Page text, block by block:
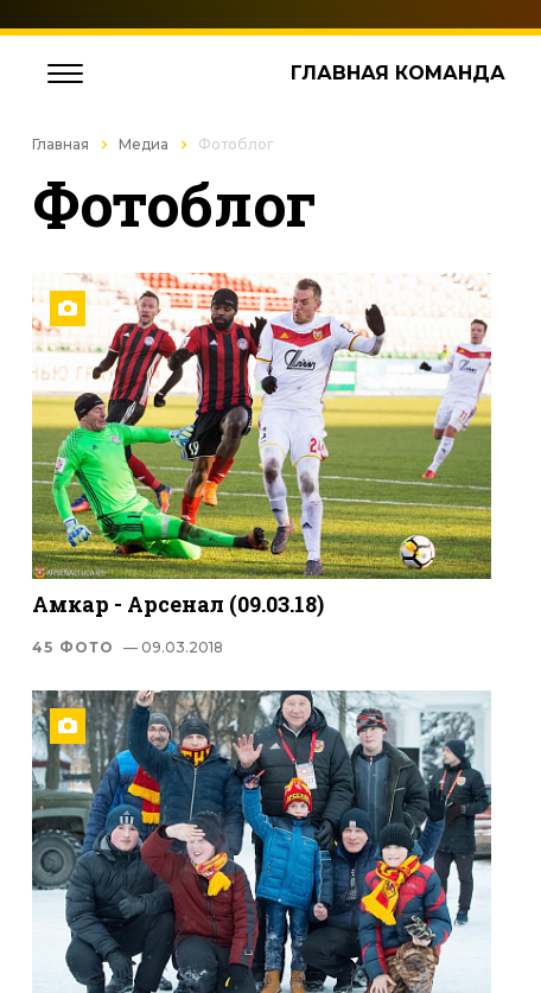
ГЛАВНАЯ КОМАНДА
Главная Медиа Фотоблог
Фотоблог
Амкар - Арсенал (09.03.18)
45 ФОТО — 09.03.2018